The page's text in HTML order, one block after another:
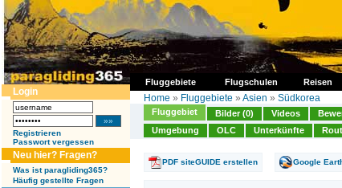
Fluggebiete Flugschulen Reisen
Login
Registrieren
Passwort vergessen
Neu hier? Fragen?
Was ist paragliding365?
Häufig gestellte Fragen
Home » Fluggebiete » Asien » Südkorea
Fluggebiet Bilder (0) Videos
Umgebung
OLC Unterkünfte
PDF siteGUIDE erstellen Google